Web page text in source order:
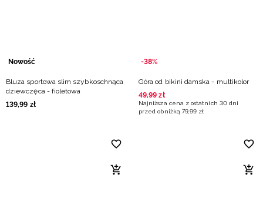
Nowość
Bluza sportowa slim szybkoschnąca
dziewczęca - fioletowa
139,99 zł
-38%
Góra od bikini damska - multikolor
49,99 zł
Najniższa cena z ostatnich 30 dni
przed obniżką 79,99 zł